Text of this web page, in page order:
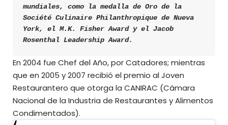
mundiales, como la medalla de Oro de la
Société Culinaire Philanthropique de Nueva
York, el M.K. Fisher Award y el Jacob
Rosenthal Leadership Award.
En 2004 fue Chef del Año, por Catadores; mientras
que en 2005 y 2007 recibió el premio al Joven
Restaurantero que otorga la CANIRAC (Cámara
Nacional de la Industria de Restaurantes y Alimentos
Condimentados).